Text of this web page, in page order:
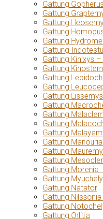
Gattung
Gattung
Gattung
Gattung
Gattung
Gattung
Gattung Kinixys
Gattung
Gattung
Gattung
Gattung
Gattung
Gattung
Gattung
Gattung
Gattung
Gattung
Gattung
Gattung Morenia
Gattung
Gattung Natator
Gattung
Gattung
Gattung Orlitia